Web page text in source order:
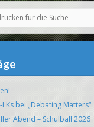
bei „Debating Matters“
Abend – Schulball 2026